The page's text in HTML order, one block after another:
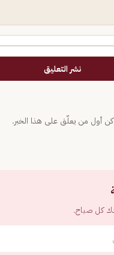
نشر التعليق
كن أول من يعلّق على هذا الخبر.
كل صباح.